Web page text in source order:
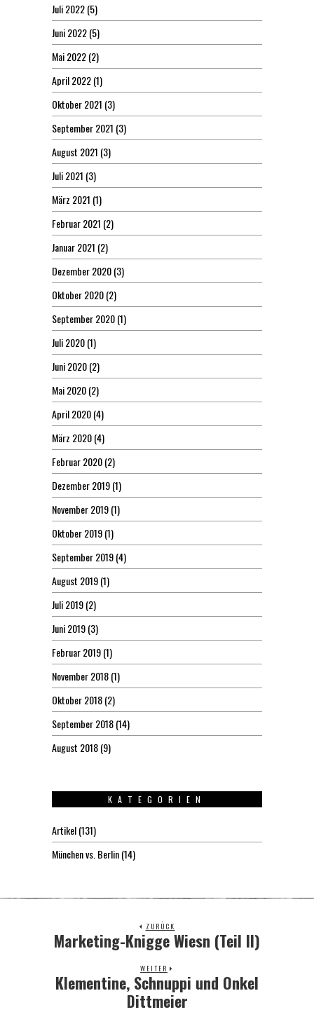
Juli 2022(5)
Juni 2022(5)
Mai 2022(2)
April 2022(1)
Oktober 2021 (3)
September 2021 (3)
August 2021 (3)
Juli 2021 (3)
März 2021 (1)
Februar 2021 (2)
Januar 2021 (2)
Dezember 2020(3)
Oktober 2020(2)
September 2020(1)
Juli 2020(1)
Juni 2020(2)
Mai 2020(2)
April 2020(4)
März 2020(4)
Februar 2020(2)
Dezember 2019(1)
November 2019(1)
Oktober 2019(1)
September 2019(4)
August 2019(1)
Juli 2019(2)
Juni 2019(3)
Februar 2019(1)
November 2018(1)
Oktober 2018(2)
September 2018(14)
August 2018(9)
KATEGORIEN
Artikel(131)
München vs. Berlin(14)
ZURÜCK
Previous
post:
Marketing-Knigge Wiesn (Teil II)
WEITER
Next
post:
Klementine, Schnuppi und Onkel
Dittmeier